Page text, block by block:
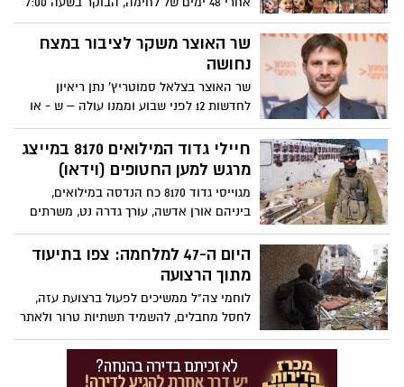
נכנסה לתוקף הפסקת אש זמנית לארבעה
ימים, במהלכם ישוחררו 50 ילדים ונשים
חטופים. בניגוד לעבר, הפסקת האש לא
האש בוצע ירי לעוטף עזה. זה מה שצפוי
להתרחש היום ובימים הקרובים
שר האוצר משקר לציבור במצח
נחושה
שר האוצר בצלאל סמוטריץ' נתן ריאיון
לחדשות 12 לפני שבוע וממנו עולה – ש - או
שהוא משקר לציבור במצח נחושה, או שפשוט
אין לו שמץ של מושג מה הוא אומר....
המשפט: "זה לא כסף שלי, זה כסף של
הציבור", היה בין הבודדים שהיו אמת
חיילי גדוד המילואים 8170 במייצג
מרגש למען החטופים (וידאו)
מגוייסי גדוד 8170 כח הנדסה במילואים,
ביניהם אורן אדשה, עורך גדרה נט, משרתים
במילואים, כבר חודש ימים, בתוך עזה. הלב
של כל חייל וחייל נמצא עם החטופים, וחיילי
המילואים הכינו מייצג מרגש למענם. הם לא
שכחו גם למסור מסר מיוחד לסינואר
היום ה-47 למלחמה: צפו בתיעוד
מתוך הרצועה
לוחמי צה"ל ממשיכים לפעול ברצועת עזה,
לחסל מחבלים, להשמיד תשתיות טרור ולאתר
אמצעי לחימה במבנים אזרחיים ברצועה. צפו
בתיעוד